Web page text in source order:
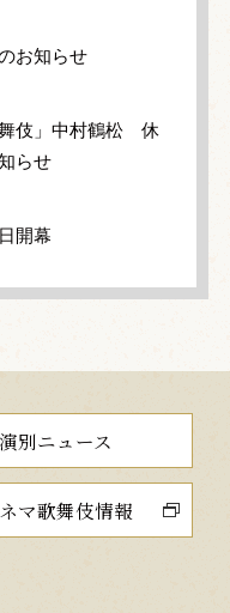
お知らせ
伎」中村鶴松 休
らせ
開幕
別ニュース
マ歌舞伎情報